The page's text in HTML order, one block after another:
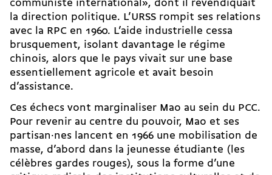
communiste international», dont il revendiquait
la direction politique. L’URSS rompit ses relations
avec la RPC en 1960. L’aide industrielle cessa
brusquement, isolant davantage le régime
chinois, alors que le pays vivait sur une base
essentiellement agricole et avait besoin
d’assistance.
Ces échecs vont marginaliser Mao au sein du PCC.
Pour revenir au centre du pouvoir, Mao et ses
partisan·nes lancent en 1966 une mobilisation de
masse, d’abord dans la jeunesse étudiante (les
célèbres gardes rouges), sous la forme d’une